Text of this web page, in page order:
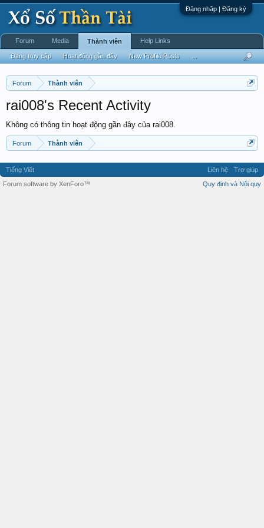
Đăng nhập | Đăng ký
Forum Thành viên
rai008's Recent Activity
Không có thông tin hoạt động gần đây của rai008.
Forum Thành viên
Forum Media Thành viên
Đang truy cập Hoạt động gần đây New Profile Posts
Help Links
Tiếng Việt Liên hệ
Trợ giúp
Quy định và Nội quy
Forum software by XenForo™